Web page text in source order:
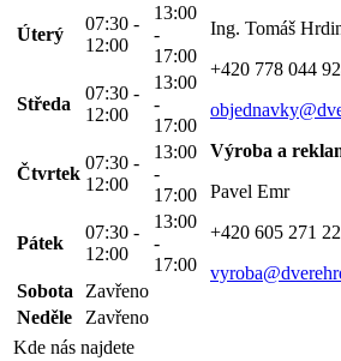
Úterý
07:30 -
12:00
13:00
-
17:00
Středa
07:30 -
12:00
13:00
-
17:00
Čtvrtek
07:30 -
12:00
13:00
-
17:00
Pátek
07:30 -
12:00
13:00
-
17:00
Sobota Zavřeno
Neděle
Zavřeno
Ing. Tomáš
+420 778 044
Výroba a
Pavel Emr
+420 605 271
Kde nás najdete